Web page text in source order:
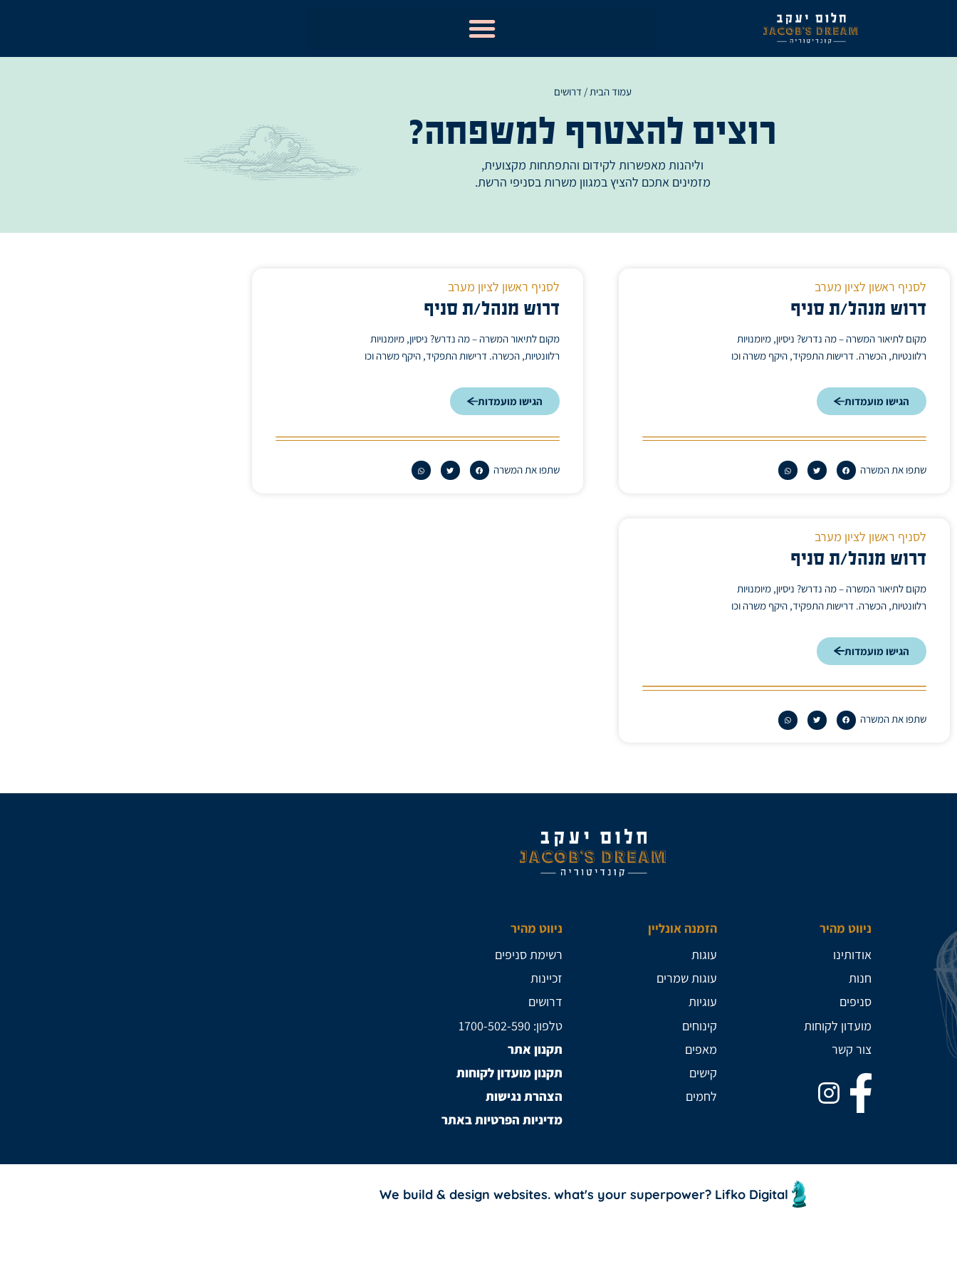
עמוד הבית/ דרושים
רוצים להצטרף למשפחה?
וליהנות מאפשרות לקידום והתפתחות מקצועית,
מזמינים אתכם להציץ במגוון משרות בסניפי הרשת.
לסניף ראשון לציון מערב
דרוש מנהל/ת סניף
מקום לתיאור המשרה – מה נדרש? ניסיון, מיומנויות
רלוונטיות, הכשרה. דרישות התפקיד, היקף משרה וכו
הגישו מועמדות
שתפו את המשרה
לסניף ראשון לציון מערב
דרוש מנהל/ת סניף
מקום לתיאור המשרה – מה נדרש? ניסיון, מיומנויות
רלוונטיות, הכשרה. דרישות התפקיד, היקף משרה וכו
הגישו מועמדות
שתפו את המשרה
לסניף ראשון לציון מערב
דרוש מנהל/ת סניף
מקום לתיאור המשרה – מה נדרש? ניסיון, מיומנויות
רלוונטיות, הכשרה. דרישות התפקיד, היקף משרה וכו
הגישו מועמדות
שתפו את המשרה
ניווט מהיר
אודותינו
חנות
סניפים
מועדון לקוחות
צור קשר
הזמנה אונליין
עוגות
עוגות שמרים
עוגיות
קינוחים
מאפים
קישים
לחמים
ניווט מהיר
רשימת סניפים
זכיינות
דרושים
טלפון: 1700-502-590
תקנון אתר
תקנון מועדון לקוחות
הצהרת נגישות
מדיניות הפרטיות באתר
We build & design websites. what's your superpower? Lifko Digital